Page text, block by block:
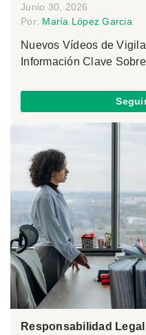
Junio 30, 2026
Por: María López Garcia
Nuevos Vídeos de
Información Clave
Responsabilidad